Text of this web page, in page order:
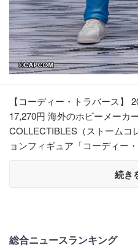
【コーディー・トラバース】
17,270円 海外のホビーメーカ
COLLECTIBLES（ストームコ
ョンフィギュア「コーディー
続き
総合ニュースランキング